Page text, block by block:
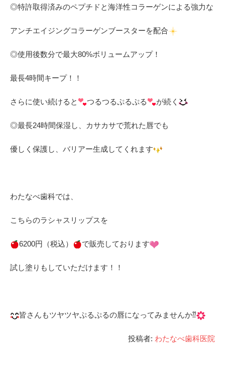
◎特許取得済みのペプチドと海洋性コラーゲンによる強力な
アンチエイジングコラーゲンブースターを配合
◎使用後数分で最大80%ボリュームアップ！
最長4時間キープ！！
さらに使い続けると つるつるぷるぷる が続く
◎最長24時間保湿し、カサカサで荒れた唇でも
優しく保護し、バリアー生成してくれます
わたなべ歯科では、
こちらのラシャスリップスを
6200円（税込） で販売しております
試し塗りもしていただけます！！
皆さんもツヤツヤぷるぷるの唇になってみませんか⁇
投稿者: わたなべ歯科医院